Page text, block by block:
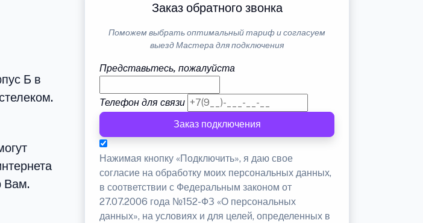
Б в
Вам.
Заказ обратного звонка
Поможем выбрать оптимальный тариф и согласуем
выезд Мастера для подключения
Представьтесь, пожалуйста
Телефон для связи
Заказ подключения
Нажимая кнопку «Подключить», я даю свое
согласие на обработку моих персональных данных,
в соответствии с Федеральным законом от
27.07.2006 года №152-ФЗ «О персональных
данных», на условиях и для целей, определенных в